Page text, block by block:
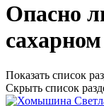
Опасно
Показать список
Скрыть список